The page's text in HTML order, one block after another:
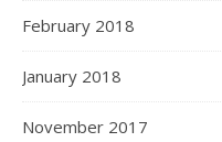
February 2018
January 2018
November 2017